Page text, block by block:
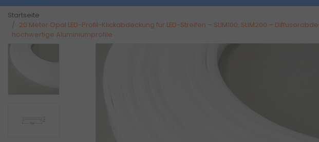
Startseite
20 Meter Opal LED-Profil-Klickabdeckung für LED-Streifen – SLIM100, SLIM200 –
hochwertige Aluminiumprofile